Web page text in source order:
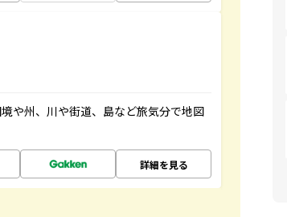
や州、川や街道、島など旅気分で地図
詳細を見る